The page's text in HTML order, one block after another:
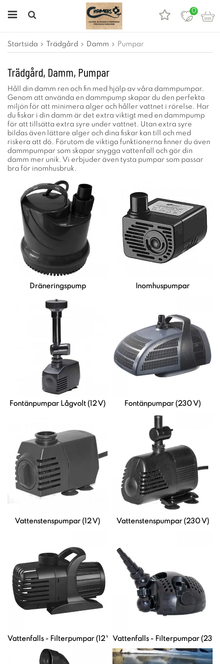
0
Startsida Trädgård Damm Pumpar
Trädgård, Damm, Pumpar
Håll din damm ren och fin med hjälp av våra dammpumpar.
Genom att använda en dammpump skapar du den perfekta
miljön för att minimera alger och håller vattnet i rörelse. Har
du fiskar i din damm är det extra viktigt med en dammpump
för att tillsätta extra syre under vattnet. Utan extra syre
bildas även lättare alger och dina fiskar kan till och med
riskera att dö. Förutom de viktiga funktionerna finner du även
dammpumpar som skapar snygga vattenfall och gör din
damm mer unik. Vi erbjuder även tysta pumpar som passar
bra för inomhusbruk.
Dräneringspump Inomhuspumpar
Fontänpumpar Lågvolt (12 V) Fontänpumpar (230 V)
Vattenstenspumpar (12 V) Vattenstenspumpar (230 V)
Vattenfalls - Filterpumpar (12 V)Vattenfalls - Filterpumpar (230